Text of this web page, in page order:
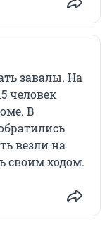
завалы. На
человек
В
везли на
своим ходом.